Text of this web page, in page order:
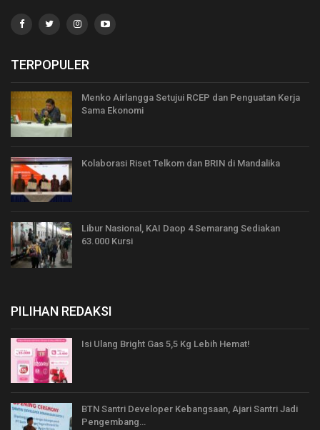
TERPOPULER
Menko Airlangga Setujui RCEP dan Penguatan Kerja
Sama Ekonomi
Kolaborasi Riset Telkom dan BRIN di Mandalika
Libur Nasional, KAI Daop 4 Semarang Sediakan
63.000 Kursi
PILIHAN REDAKSI
Isi Ulang Bright Gas 5,5 Kg Lebih Hemat!
BTN Santri Developer Kebangsaan, Ajari Santri Jadi
Pengembang…